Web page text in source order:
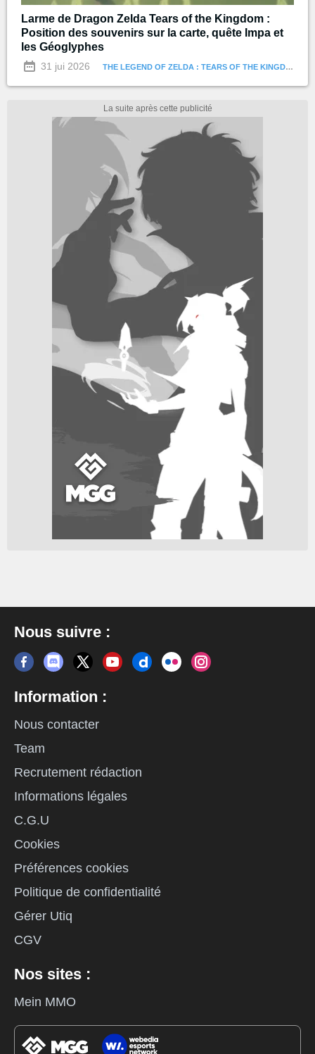
Larme de Dragon Zelda Tears of the Kingdom :
Position des souvenirs sur la carte, quête Impa et
les Géoglyphes
31 jui 2026 THE LEGEND OF ZELDA : TEARS OF THE KINGDOM
Nous suivre :
Information :
Nous contacter
Team
Recrutement rédaction
Informations légales
C.G.U
Cookies
Préférences cookies
Politique de confidentialité
Gérer Utiq
CGV
Nos sites :
Mein MMO